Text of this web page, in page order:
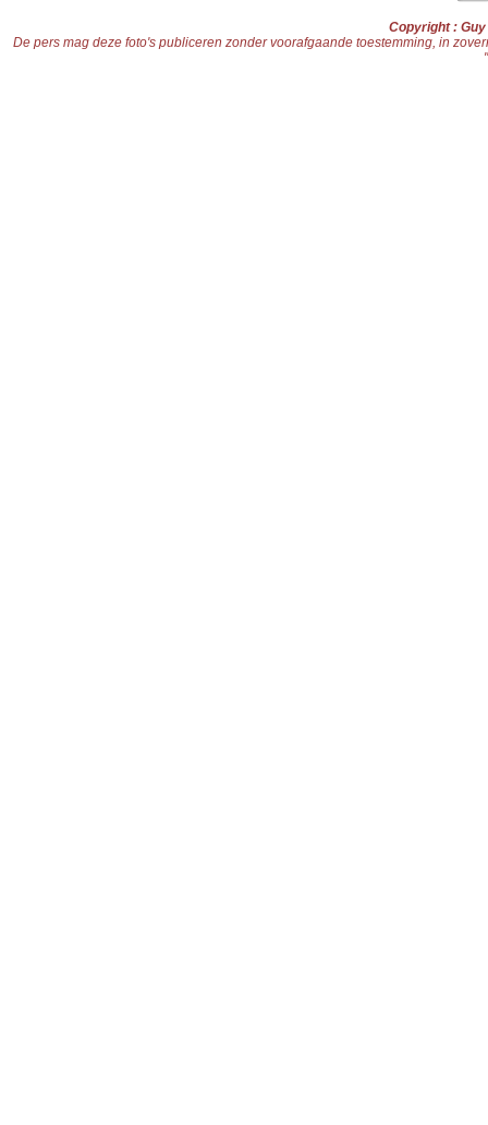
Copyright :
De pers mag deze foto's publiceren zonder voorafgaande toestemming, in